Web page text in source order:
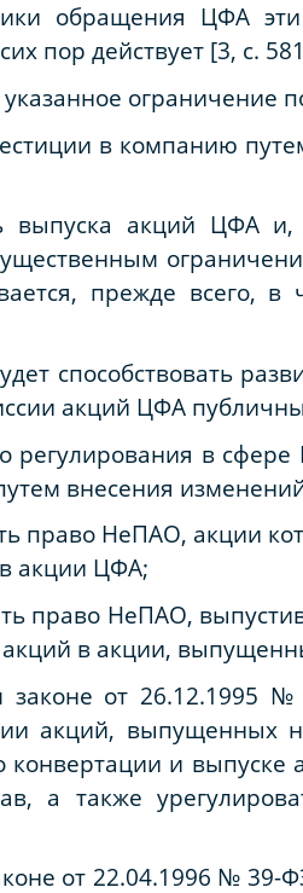
обращения ЦФА
пор действует [3, с.
в компанию
выпуска акций ЦФА
прежде всего, в
способствовать
акций ЦФА
регулирования в
внесения
право НеПАО, акции
акции ЦФА;
право НеПАО,
в акции,
от 26.12.1995
акций,
конвертации и
а также
от 22.04.1996 № 39-